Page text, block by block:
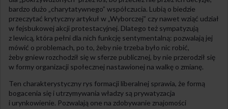
bardzo dużo „charytatywnego” współczucia. Lubią o biedzie
przeczytać krytyczny artykuł w „Wyborczej” czy nawet wziąć udział
w fejsbukowej akcji protestacyjnej. Dlatego też sympatyzują
z lewicą, która pełni dla nich funkcję sentymentalną: pozwalają jej
mówić o problemach, po to, żeby nie trzeba było nic robić,
żeby gniew rozchodził się w sferze publicznej, by nie przerodził się
w formy organizacji społecznej nastawionej na walkę o zmianę.
Ten charakterystyczny rys formacji liberalnej sprawia, że formą
bogacenia się i utrzymywania władzy są prywatyzacja
i urynkowienie. Pozwalają one na zdobywanie znajomości